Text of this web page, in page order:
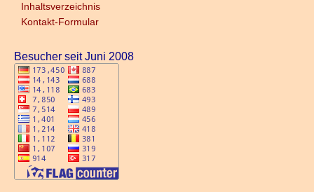
Inhaltsverzeichnis
Kontakt-Formular
Besucher seit Juni 2008